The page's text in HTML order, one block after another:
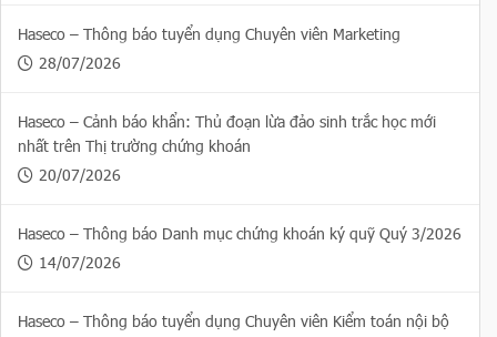
Haseco – Thông báo tuyển dụng Chuyên viên Marketing
28/07/2026
Haseco – Cảnh báo khẩn: Thủ đoạn lừa đảo sinh trắc học mới
nhất trên Thị trường chứng khoán
20/07/2026
Haseco – Thông báo Danh mục chứng khoán ký quỹ Quý 3/2026
14/07/2026
Haseco – Thông báo tuyển dụng Chuyên viên Kiểm toán nội bộ